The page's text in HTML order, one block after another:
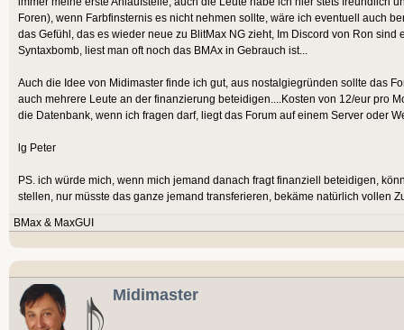
Foren), wenn Farbfinsternis es nicht nehmen sollte, wäre ich eventuell auch
das Gefühl, das es wieder neue zu BlitMax NG zieht, Im Discord von Ron
Syntaxbomb, liest man oft noch das BMAx in Gebrauch ist...
Auch die Idee von Midimaster finde ich gut, aus nostalgiegründen sollte das
auch mehrere Leute an der finanzierung beteidigen....Kosten von 12/eur pro
die Datenbank, wenn ich fragen darf, liegt das Forum auf einem Server oder
lg Peter
PS. ich würde mich, wenn mich jemand danach fragt finanziell beteidigen,
stellen, nur müsste das ganze jemand transferieren, bekäme natürlich vollen
BMax & MaxGUI
Midimaster